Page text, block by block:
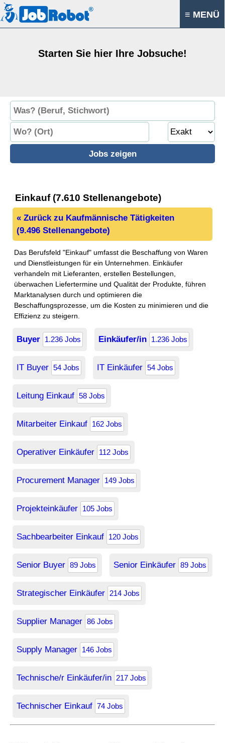
≡ MENÜ
Starten Sie hier Ihre Jobsuche!
Einkauf (7.610 Stellenangebote)
« Zurück zu Kaufmännische Tätigkeiten
(9.496 Stellenangebote)
Das Berufsfeld "Einkauf" umfasst die Beschaffung von Waren
und Dienstleistungen für ein Unternehmen. Einkäufer
verhandeln mit Lieferanten, erstellen Bestellungen,
überwachen Liefertermine und Qualität der Produkte, führen
Marktanalysen durch und optimieren die
Beschaffungsprozesse, um die Kosten zu minimieren und die
Effizienz zu steigern.
Buyer 1.236 Jobs Einkäufer/in 1.236 Jobs
IT Buyer 54 Jobs IT Einkäufer 54 Jobs
Leitung Einkauf 58 Jobs
Mitarbeiter Einkauf 162 Jobs
Operativer Einkäufer 112 Jobs
Procurement Manager 149 Jobs
Projekteinkäufer 105 Jobs
Sachbearbeiter Einkauf 120 Jobs
Senior Buyer 89 Jobs Senior Einkäufer 89 Jobs
Strategischer Einkäufer 214 Jobs
Supplier Manager 86 Jobs
Supply Manager 146 Jobs
Technische/r Einkäufer/in 217 Jobs
Technischer Einkauf 74 Jobs